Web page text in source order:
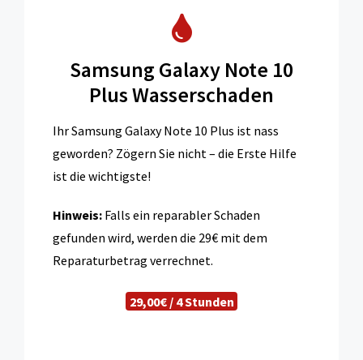
Samsung Galaxy Note 10
Plus Wasserschaden
Ihr Samsung Galaxy Note 10 Plus ist nass
geworden? Zögern Sie nicht – die Erste Hilfe
ist die wichtigste!
Hinweis: Falls ein reparabler Schaden
gefunden wird, werden die 29€ mit dem
Reparaturbetrag verrechnet.
29,00€ / 4 Stunden